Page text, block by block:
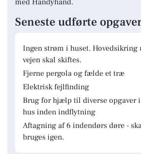
med Handyhand.
Seneste udførte
Ingen strøm i huset. Hovedsikring
vejen skal skiftes.
Fjerne pergola og fælde et træ
Elektrisk fejlfinding
Brug for hjælp til diverse opgaver
hus inden indflytning
Aftagning af 6 indendørs døre -
bruges igen.